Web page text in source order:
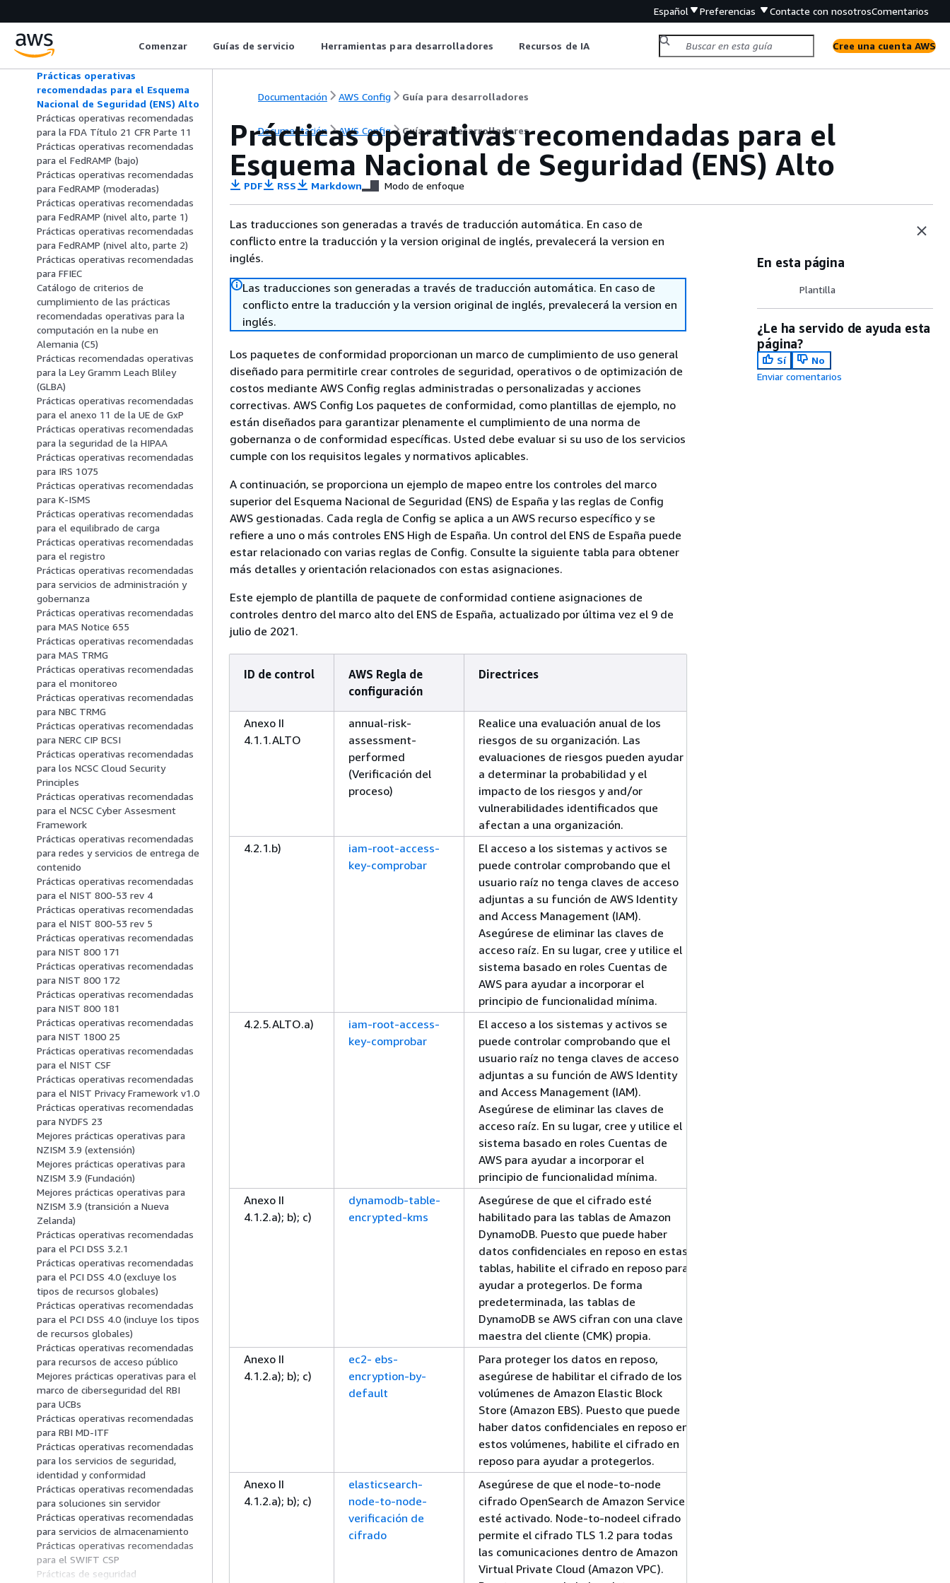
Español Preferencias Contacte con nosotrosComentarios
Comenzar Guías de servicio Herramientas para desarrolladores Recursos de IA Cree una cuenta AWS
Prácticas operativas recomendadas
para el Esquema Nacional de
Seguridad (ENS) Medio
Prácticas operativas
recomendadas para el Esquema
Nacional de Seguridad (ENS) Alto
Prácticas operativas recomendadas
para la FDA Título 21 CFR Parte 11
Prácticas operativas recomendadas
para el FedRAMP (bajo)
Prácticas operativas recomendadas
para FedRAMP (moderadas)
Prácticas operativas recomendadas
para FedRAMP (nivel alto, parte 1)
Prácticas operativas recomendadas
para FedRAMP (nivel alto, parte 2)
Prácticas operativas recomendadas
para FFIEC
Catálogo de criterios de
cumplimiento de las prácticas
recomendadas operativas para la
computación en la nube en
Alemania (C5)
Prácticas recomendadas operativas
para la Ley Gramm Leach Bliley
(GLBA)
Prácticas operativas recomendadas
para el anexo 11 de la UE de GxP
Prácticas operativas recomendadas
para la seguridad de la HIPAA
Prácticas operativas recomendadas
para IRS 1075
Prácticas operativas recomendadas
para K-ISMS
Prácticas operativas recomendadas
para el equilibrado de carga
Prácticas operativas recomendadas
para el registro
Prácticas operativas recomendadas
para servicios de administración y
gobernanza
Prácticas operativas recomendadas
para MAS Notice 655
Prácticas operativas recomendadas
para MAS TRMG
Prácticas operativas recomendadas
para el monitoreo
Prácticas operativas recomendadas
para NBC TRMG
Prácticas operativas recomendadas
para NERC CIP BCSI
Prácticas operativas recomendadas
para los NCSC Cloud Security
Principles
Prácticas operativas recomendadas
para el NCSC Cyber Assesment
Framework
Prácticas operativas recomendadas
para redes y servicios de entrega de
contenido
Prácticas operativas recomendadas
para el NIST 800-53 rev 4
Prácticas operativas recomendadas
para el NIST 800-53 rev 5
Prácticas operativas recomendadas
para NIST 800 171
Prácticas operativas recomendadas
para NIST 800 172
Prácticas operativas recomendadas
para NIST 800 181
Prácticas operativas recomendadas
para NIST 1800 25
Prácticas operativas recomendadas
para el NIST CSF
Prácticas operativas recomendadas
para el NIST Privacy Framework v1.0
Prácticas operativas recomendadas
para NYDFS 23
Mejores prácticas operativas para
NZISM 3.9 (extensión)
Mejores prácticas operativas para
NZISM 3.9 (Fundación)
Mejores prácticas operativas para
NZISM 3.9 (transición a Nueva
Zelanda)
Prácticas operativas recomendadas
para el PCI DSS 3.2.1
Prácticas operativas recomendadas
para el PCI DSS 4.0 (excluye los
tipos de recursos globales)
Prácticas operativas recomendadas
para el PCI DSS 4.0 (incluye los tipos
de recursos globales)
Prácticas operativas recomendadas
para recursos de acceso público
Mejores prácticas operativas para el
marco de ciberseguridad del RBI
para UCBs
Prácticas operativas recomendadas
para RBI MD-ITF
Prácticas operativas recomendadas
para los servicios de seguridad,
identidad y conformidad
Prácticas operativas recomendadas
para soluciones sin servidor
Prácticas operativas recomendadas
para servicios de almacenamiento
Prácticas operativas recomendadas
para el SWIFT CSP
Prácticas de seguridad
Documentación AWS Config Guía para desarrolladores
Documentación AWS Config Guía para desarrolladores
Prácticas operativas recomendadas para el
Esquema Nacional de Seguridad (ENS) Alto
PDF RSS Markdown Modo de enfoque
Las traducciones son generadas a través de traducción automática. En caso de
conflicto entre la traducción y la version original de inglés, prevalecerá la version en
inglés.
Las traducciones son generadas a través de traducción automática. En caso de
conflicto entre la traducción y la version original de inglés, prevalecerá la version en
inglés.
Los paquetes de conformidad proporcionan un marco de cumplimiento de uso general
diseñado para permitirle crear controles de seguridad, operativos o de optimización de
costos mediante AWS Config reglas administradas o personalizadas y acciones
correctivas. AWS Config Los paquetes de conformidad, como plantillas de ejemplo, no
están diseñados para garantizar plenamente el cumplimiento de una norma de
gobernanza o de conformidad específicas. Usted debe evaluar si su uso de los servicios
cumple con los requisitos legales y normativos aplicables.
A continuación, se proporciona un ejemplo de mapeo entre los controles del marco
superior del Esquema Nacional de Seguridad (ENS) de España y las reglas de Config
AWS gestionadas. Cada regla de Config se aplica a un AWS recurso específico y se
refiere a uno o más controles ENS High de España. Un control del ENS de España puede
estar relacionado con varias reglas de Config. Consulte la siguiente tabla para obtener
más detalles y orientación relacionados con estas asignaciones.
Este ejemplo de plantilla de paquete de conformidad contiene asignaciones de
controles dentro del marco alto del ENS de España, actualizado por última vez el 9 de
julio de 2021.
ID de control
AWS Regla de
configuración
Directrices
Anexo II
4.1.1.ALTO
annual-risk-
assessment-
performed
(Verificación del
proceso)
Realice una evaluación anual de los
riesgos de su organización. Las
evaluaciones de riesgos pueden ayudar
a determinar la probabilidad y el
impacto de los riesgos y and/or
vulnerabilidades identificados que
afectan a una organización.
4.2.1.b)
iam-root-access-
key-comprobar
El acceso a los sistemas y activos se
puede controlar comprobando que el
usuario raíz no tenga claves de acceso
adjuntas a su función de AWS Identity
and Access Management (IAM).
Asegúrese de eliminar las claves de
acceso raíz. En su lugar, cree y utilice el
sistema basado en roles Cuentas de
AWS para ayudar a incorporar el
principio de funcionalidad mínima.
4.2.5.ALTO.a)
iam-root-access-
key-comprobar
El acceso a los sistemas y activos se
puede controlar comprobando que el
usuario raíz no tenga claves de acceso
adjuntas a su función de AWS Identity
and Access Management (IAM).
Asegúrese de eliminar las claves de
acceso raíz. En su lugar, cree y utilice el
sistema basado en roles Cuentas de
AWS para ayudar a incorporar el
principio de funcionalidad mínima.
Anexo II
4.1.2.a); b); c)
dynamodb-table-
encrypted-kms
Asegúrese de que el cifrado esté
habilitado para las tablas de Amazon
DynamoDB. Puesto que puede haber
datos confidenciales en reposo en estas
tablas, habilite el cifrado en reposo para
ayudar a protegerlos. De forma
predeterminada, las tablas de
DynamoDB se AWS cifran con una clave
maestra del cliente (CMK) propia.
Anexo II
4.1.2.a); b); c)
ec2- ebs-
encryption-by-
default
Para proteger los datos en reposo,
asegúrese de habilitar el cifrado de los
volúmenes de Amazon Elastic Block
Store (Amazon EBS). Puesto que puede
haber datos confidenciales en reposo en
estos volúmenes, habilite el cifrado en
reposo para ayudar a protegerlos.
Anexo II
4.1.2.a); b); c)
elasticsearch-
node-to-node-
verificación de
cifrado
Asegúrese de que el node-to-node
cifrado OpenSearch de Amazon Service
esté activado. Node-to-nodeel cifrado
permite el cifrado TLS 1.2 para todas
las comunicaciones dentro de Amazon
Virtual Private Cloud (Amazon VPC).
En esta página
Plantilla
¿Le ha servido de ayuda esta
página?
Sí
No
Enviar comentarios